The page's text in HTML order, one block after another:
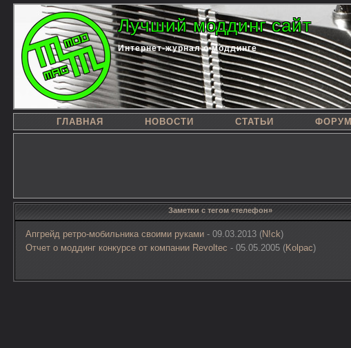
Лучший моддинг сайт
Интернет-журнал о моддинге
ГЛАВНАЯ НОВОСТИ СТАТЬИ ФОРУМ
Заметки с тегом «телефон»
Апгрейд ретро-мобильника своими руками - 09.03.2013 (N!ck)
Отчет о моддинг конкурсе от компании Revoltec - 05.05.2005 (Kolpac)